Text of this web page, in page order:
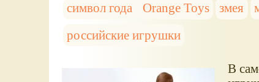
символ года Orange Toys змея
российские игрушки
В